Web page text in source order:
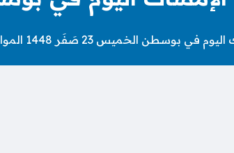
الموافق 6 أغسطس 2026 – الساعة كم الامساك اليوم في بوسطن.